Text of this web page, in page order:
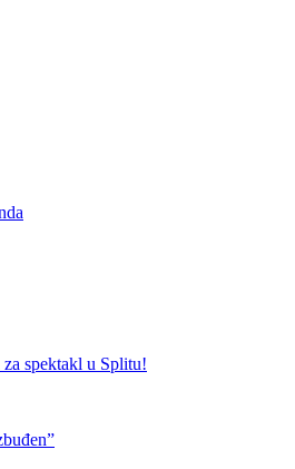
spektakl u Splitu!